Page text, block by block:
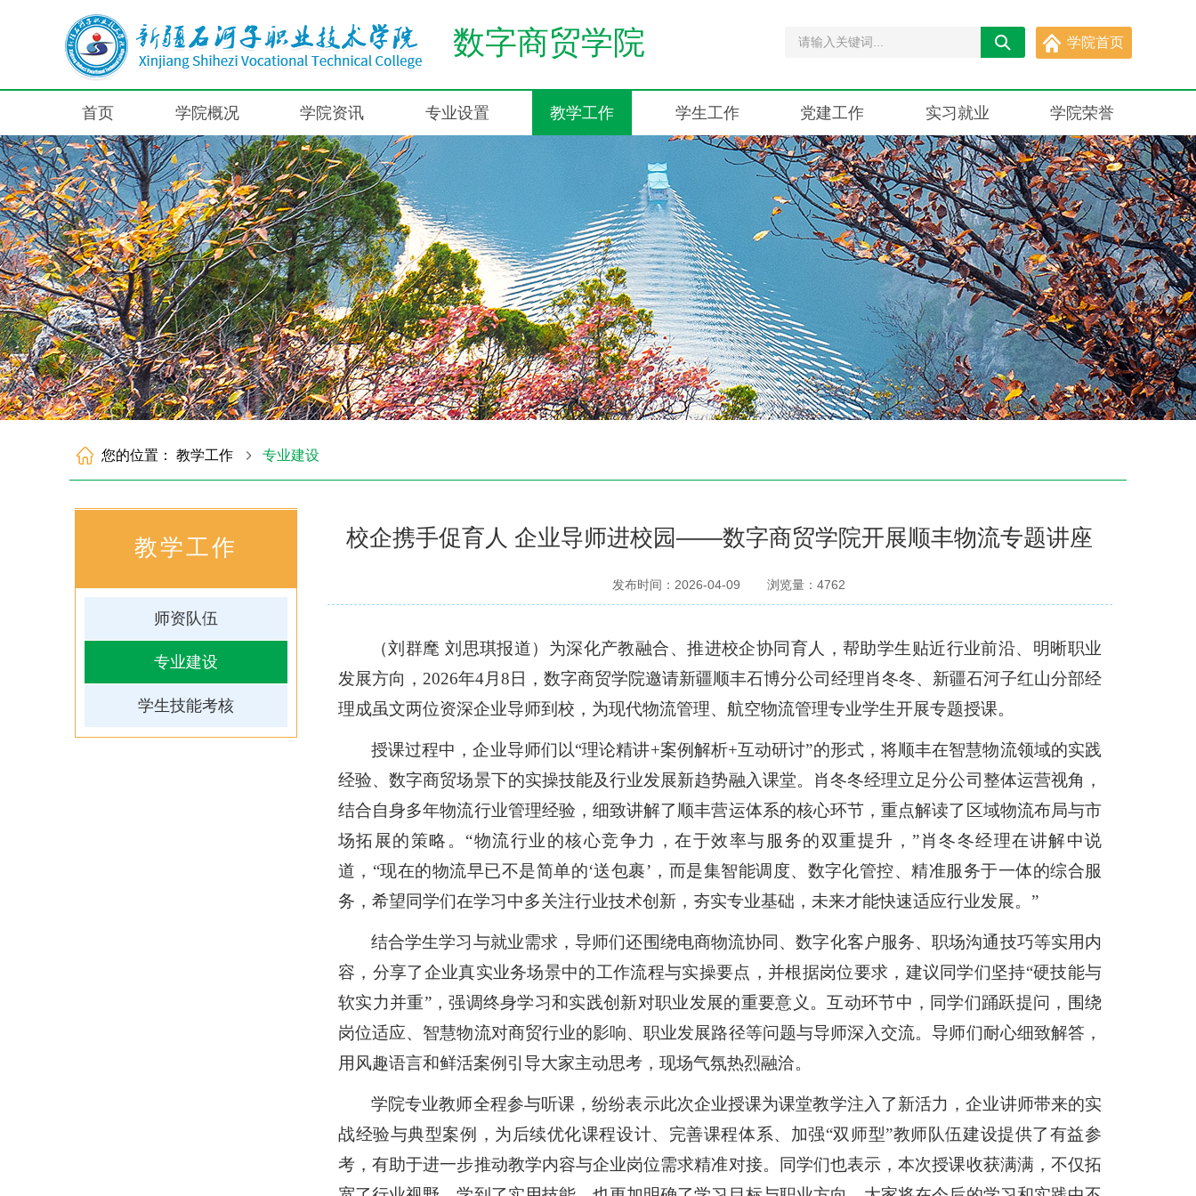
数字商贸学院 学院首页
首页 学院概况
学院简介
机构设置
学院资讯 专业设置
现代物流管理
航空物流管理
电子商务
市场营销
大数据与会计
教学工作
学生技能考核
学生工作
团学活动
校友风采
党建工作 实习就业 学院荣誉
您的位置： 教学工作 专业建设
教学工作
师资队伍
专业建设
学生技能考核
校企携手促育人 企业导师进校园——数字商贸学院开展顺丰物流专题讲座
发布时间：2026-04-09 浏览量： 4762
（刘群麾 刘思琪报道）为深化产教融合、推进校企协同育人，帮助学生贴近行业前沿、明晰职业
发展方向， 2026年4月8日，数字商贸学院邀请新疆顺丰石博分公司经理肖冬冬、新疆石河子红山分部经
理成虽文两位资深企业导师到校，为现代物流管理、航空物流管理专业学生开展专题授课。
授课过程中，企业导师们以“理论精讲+案例解析+互动研讨”的形式，将顺丰在智慧物流领域的实践
经验、数字商贸场景下的实操技能及行业发展新趋势融入课堂。肖冬冬经理立足分公司整体运营视角，
结合自身多年物流行业管理经验，细致讲解了顺丰营运体系的核心环节，重点解读了区域物流布局与市
场拓展的策略。“物流行业的核心竞争力，在于效率与服务的双重提升，”肖冬冬经理在讲解中说
道，“现在的物流早已不是简单的‘送包裹’，而是集智能调度、数字化管控、精准服务于一体的综合服
务，希望同学们在学习中多关注行业技术创新，夯实专业基础，未来才能快速适应行业发展。”
结合学生学习与就业需求，导师们还围绕电商物流协同、数字化客户服务、职场沟通技巧等实用内
容，分享了企业真实业务场景中的工作流程与实操要点，并根据岗位要求，建议同学们坚持“硬技能与
软实力并重”，强调终身学习和实践创新对职业发展的重要意义。互动环节中，同学们踊跃提问，围绕
岗位适应、智慧物流对商贸行业的影响、职业发展路径等问题与导师深入交流。导师们耐心细致解答，
用风趣语言和鲜活案例引导大家主动思考，现场气氛热烈融洽。
学院专业教师全程参与听课，纷纷表示此次企业授课为课堂教学注入了新活力，企业讲师带来的实
战经验与典型案例，为后续优化课程设计、完善课程体系、加强“双师型”教师队伍建设提供了有益参
考，有助于进一步推动教学内容与企业岗位需求精准对接。同学们也表示，本次授课收获满满，不仅拓